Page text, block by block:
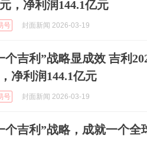
，净利润144.1亿元
号 封面新闻 2026-03-19
个吉利”战略显成效 吉利
净利润144.1亿元
号 封面新闻 2026-03-19
个吉利”战略，成就一个全